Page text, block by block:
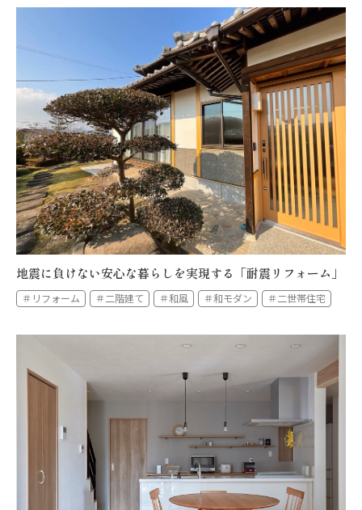
地震に負けない安心な暮らしを実現する「耐震リフォーム」
＃リフォーム ＃二階建て ＃和風 ＃和モダン ＃二世帯住宅